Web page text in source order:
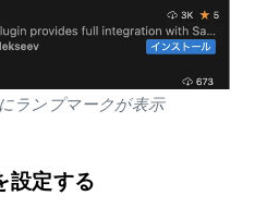
ランプマークが表示
設定する